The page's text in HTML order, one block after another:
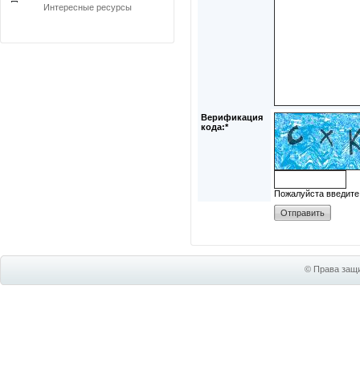
Интересные ресурсы
Верификация
кода:*
Пожалуйста
© Права